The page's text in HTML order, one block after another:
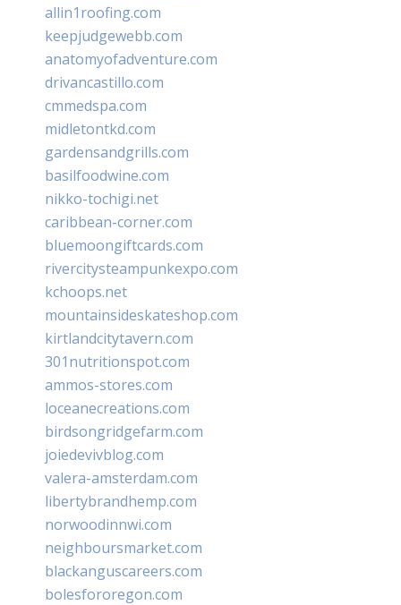
allin1roofing.com
keepjudgewebb.com
anatomyofadventure.com
drivancastillo.com
cmmedspa.com
midletontkd.com
gardensandgrills.com
basilfoodwine.com
nikko-tochigi.net
caribbean-corner.com
bluemoongiftcards.com
rivercitysteampunkexpo.com
kchoops.net
mountainsideskateshop.com
kirtlandcitytavern.com
301nutritionspot.com
ammos-stores.com
loceanecreations.com
birdsongridgefarm.com
joiedevivblog.com
valera-amsterdam.com
libertybrandhemp.com
norwoodinnwi.com
neighboursmarket.com
blackanguscareers.com
bolesfororegon.com